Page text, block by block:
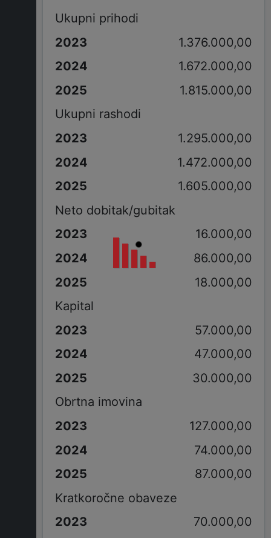
Ukupni prihodi
1.376.000,00
1.672.000,00
1.815.000,00
Ukupni rashodi
1.295.000,00
1.472.000,00
1.605.000,00
Neto dobitak/gubitak
16.000,00
86.000,00
18.000,00
Kapital
57.000,00
47.000,00
30.000,00
Obrtna imovina
127.000,00
74.000,00
87.000,00
Kratkoročne obaveze
70.000,00